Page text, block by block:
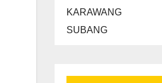
KARAWANG
SUBANG